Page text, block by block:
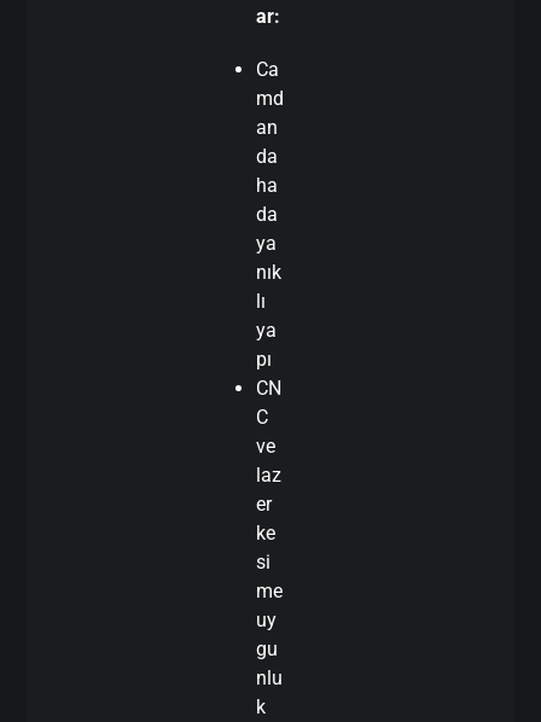
ar:
Ca
md
an
da
ha
da
ya
nık
lı
ya
pı
CN
C
ve
laz
er
ke
si
me
uy
gu
nlu
k